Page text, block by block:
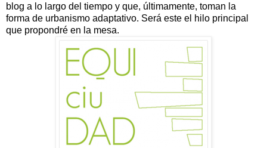
blog a lo largo del tiempo y que, últimamente, toman la
forma de urbanismo adaptativo. Será este el hilo principal
que propondré en la mesa.